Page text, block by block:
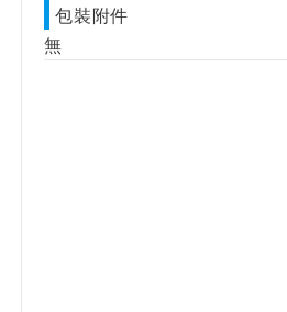
包裝附件
無